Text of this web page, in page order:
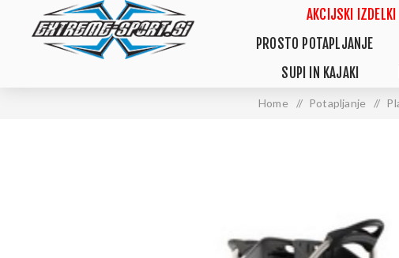
AKCIJSKI IZDELKI
PROSTO POTAPLJANJE
SUPI IN KAJAKI
Home / Potapljanje /